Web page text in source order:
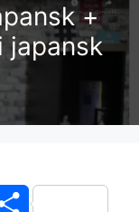
+
japansk
S